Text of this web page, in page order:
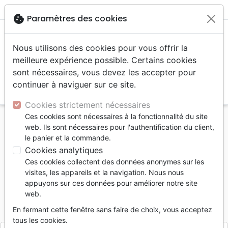
menu
Accueil Livres
Eglise
HISTOIRE D'UNE TRANSMISSION RELIGIEUSE SUR
CINQ GENERATIONS
HISTOIRE D'UNE TRANSMISSION
RELIGIEUSE SUR CINQ GENERATIONS
Elisabeth Loussaut-Gallais
RéférenceJVB022 EAN2110000015480 Editeur JVB
cookie Paramètres des cookies
Nous utilisons des cookies pour vous offrir la
meilleure expérience possible. Certains cookies
sont nécessaires, vous devez les accepter pour
continuer à naviguer sur ce site.
Cookies strictement nécessaires
Ces cookies sont nécessaires à la fonctionnalité du site
web. Ils sont nécessaires pour l'authentification du client,
le panier et la commande.
Cookies analytiques
Ces cookies collectent des données anonymes sur les
visites, les appareils et la navigation. Nous nous
appuyons sur ces données pour améliorer notre site
web.
En fermant cette fenêtre sans faire de choix, vous acceptez
tous les cookies.